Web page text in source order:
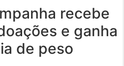
recebe
e ganha
de peso